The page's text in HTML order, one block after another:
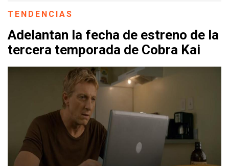
TENDENCIAS
Adelantan la fecha de estreno de la
tercera temporada de Cobra Kai